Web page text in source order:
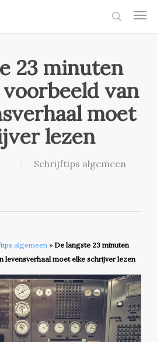
23 minuten
van
moet
lezen
Schrijftips algemeen
algemeen» De langste 23 minuten
levensverhaal moet elke schrijver lezen